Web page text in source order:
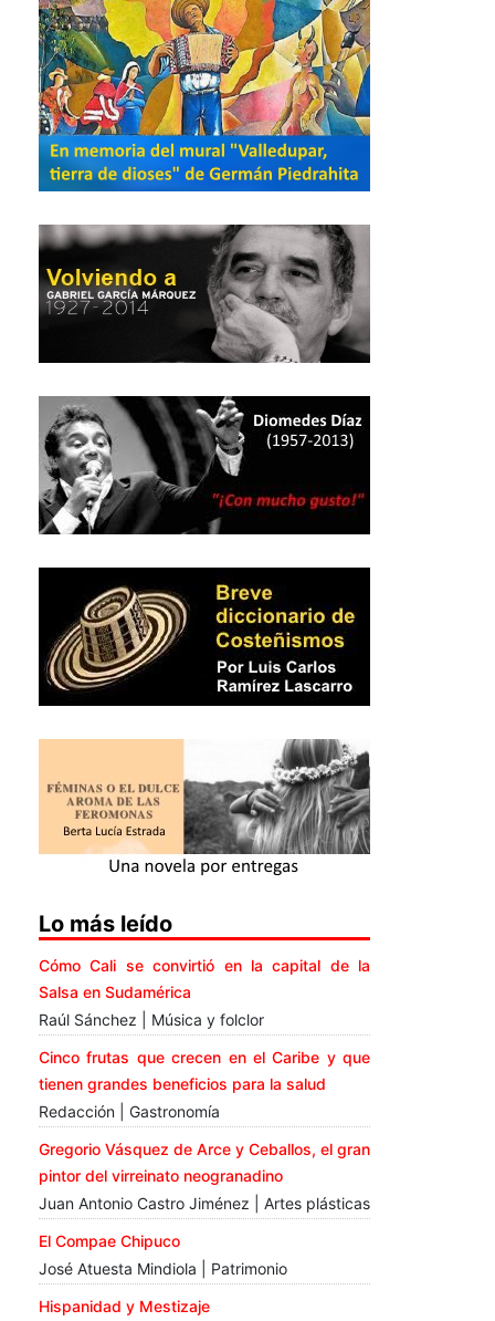
Lo más leído
Cómo Cali se convirtió en la capital de la
Salsa en Sudamérica
Raúl Sánchez | Música y folclor
Cinco frutas que crecen en el Caribe y que
tienen grandes beneficios para la salud
Redacción | Gastronomía
Gregorio Vásquez de Arce y Ceballos, el gran
pintor del virreinato neogranadino
Juan Antonio Castro Jiménez | Artes plásticas
El Compae Chipuco
José Atuesta Mindiola | Patrimonio
Hispanidad y Mestizaje